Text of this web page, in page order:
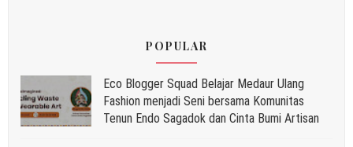
POPULAR
Eco Blogger Squad Belajar Medaur Ulang
Fashion menjadi Seni bersama Komunitas
Tenun Endo Sagadok dan Cinta Bumi Artisan